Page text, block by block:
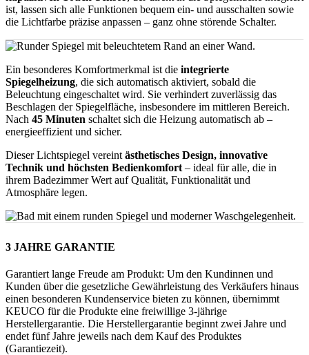
ist, lassen sich alle Funktionen bequem ein- und ausschalten sowie
die Lichtfarbe präzise anpassen – ganz ohne störende Schalter.
Ein besonderes Komfortmerkmal ist die integrierte
Spiegelheizung, die sich automatisch aktiviert, sobald die
Beleuchtung eingeschaltet wird. Sie verhindert zuverlässig das
Beschlagen der Spiegelfläche, insbesondere im mittleren Bereich.
Nach 45 Minuten schaltet sich die Heizung automatisch ab –
energieeffizient und sicher.
Dieser Lichtspiegel vereint ästhetisches Design, innovative
Technik und höchsten Bedienkomfort – ideal für alle, die in
ihrem Badezimmer Wert auf Qualität, Funktionalität und
Atmosphäre legen.
3 JAHRE GARANTIE
Garantiert lange Freude am Produkt: Um den Kundinnen und
Kunden über die gesetzliche Gewährleistung des Verkäufers hinaus
einen besonderen Kundenservice bieten zu können, übernimmt
KEUCO für die Produkte eine freiwillige 3-jährige
Herstellergarantie. Die Herstellergarantie beginnt zwei Jahre und
endet fünf Jahre jeweils nach dem Kauf des Produktes
(Garantiezeit).